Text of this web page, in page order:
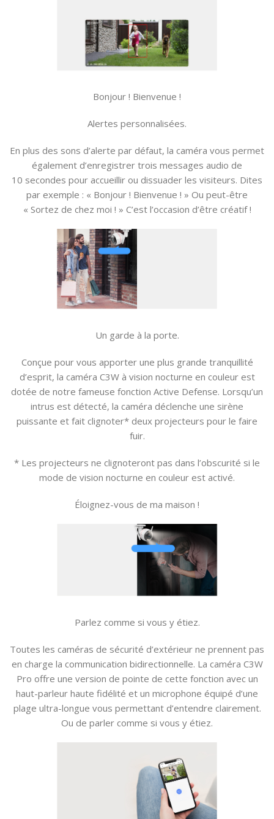
Bonjour ! Bienvenue !
Alertes personnalisées.
En plus des sons d’alerte par défaut, la caméra vous permet
également d’enregistrer trois messages audio de
10 secondes pour accueillir ou dissuader les visiteurs. Dites
par exemple : « Bonjour ! Bienvenue ! » Ou peut-être
« Sortez de chez moi ! » C’est l’occasion d’être créatif !
Un garde à la porte.
Conçue pour vous apporter une plus grande tranquillité
d’esprit, la caméra C3W à vision nocturne en couleur est
dotée de notre fameuse fonction Active Defense. Lorsqu’un
intrus est détecté, la caméra déclenche une sirène
puissante et fait clignoter* deux projecteurs pour le faire
fuir.
* Les projecteurs ne clignoteront pas dans l’obscurité si le
mode de vision nocturne en couleur est activé.
Éloignez-vous de ma maison !
Parlez comme si vous y étiez.
Toutes les caméras de sécurité d’extérieur ne prennent pas
en charge la communication bidirectionnelle. La caméra C3W
Pro offre une version de pointe de cette fonction avec un
haut-parleur haute fidélité et un microphone équipé d’une
plage ultra-longue vous permettant d’entendre clairement.
Ou de parler comme si vous y étiez.